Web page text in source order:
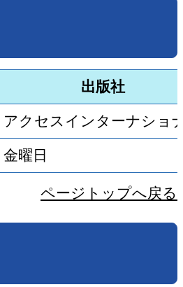
出版社
アクセスインターナショ
金曜日
ページトップへ戻る